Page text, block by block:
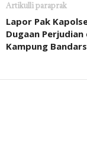
Artikulli paraprak
Lapor Pak
Dugaan Perjudian
Kampung